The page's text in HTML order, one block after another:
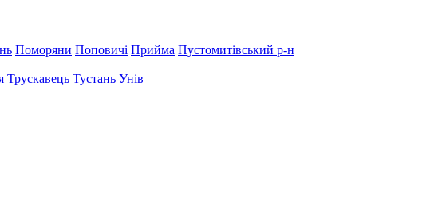
Поморяни Поповичі Прийма Пустомитівський р-н
Трускавець Тустань Унів